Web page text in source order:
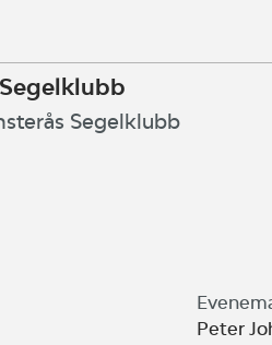
Segelklubb
Peter